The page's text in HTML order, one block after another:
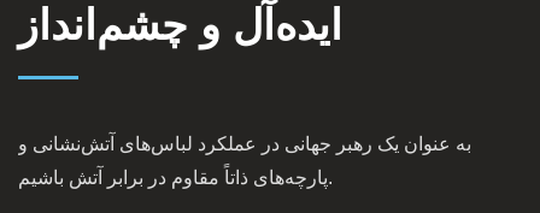
ایده‌آل و چشم‌انداز
به عنوان یک رهبر جهانی در عملکرد لباس‌های آتش‌نشانی و
پارچه‌های ذاتاً مقاوم در برابر آتش باشیم.